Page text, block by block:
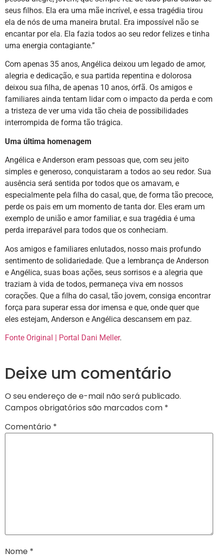
seus filhos. Ela era uma mãe incrível, e essa tragédia tirou
ela de nós de uma maneira brutal. Era impossível não se
encantar por ela. Ela fazia todos ao seu redor felizes e tinha
uma energia contagiante.”
Com apenas 35 anos, Angélica deixou um legado de amor,
alegria e dedicação, e sua partida repentina e dolorosa
deixou sua filha, de apenas 10 anos, órfã. Os amigos e
familiares ainda tentam lidar com o impacto da perda e com
a tristeza de ver uma vida tão cheia de possibilidades
interrompida de forma tão trágica.
Uma última homenagem
Angélica e Anderson eram pessoas que, com seu jeito
simples e generoso, conquistaram a todos ao seu redor. Sua
ausência será sentida por todos que os amavam, e
especialmente pela filha do casal, que, de forma tão precoce,
perde os pais em um momento de tanta dor. Eles eram um
exemplo de união e amor familiar, e sua tragédia é uma
perda irreparável para todos que os conheciam.
Aos amigos e familiares enlutados, nosso mais profundo
sentimento de solidariedade. Que a lembrança de Anderson
e Angélica, suas boas ações, seus sorrisos e a alegria que
traziam à vida de todos, permaneça viva em nossos
corações. Que a filha do casal, tão jovem, consiga encontrar
força para superar essa dor imensa e que, onde quer que
eles estejam, Anderson e Angélica descansem em paz.
Fonte Original | Portal Dani Meller.
Deixe um comentário
O seu endereço de e-mail não será publicado.
Campos obrigatórios são marcados com *
Comentário *
Nome *